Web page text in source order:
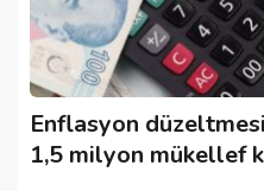
Enflasyon
1,5 milyon mükellef